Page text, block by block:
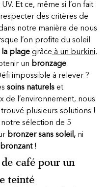
Et ce, même si l’on fait
des critères de
notre manière de nous
l’on profite du soleil
plage grâce à un burkini,
un bronzage
impossible à relever ?
soins naturels et
de l’environnement, nous
plusieurs solutions !
sélection de 5
bronzer sans soleil, ni
!
café pour un
teinté